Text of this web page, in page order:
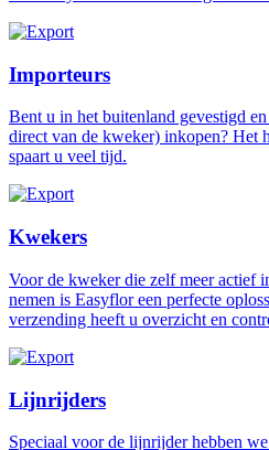
Importeurs
Bent u in het buitenland gevestigd
direct van de kweker) inkopen? Het
spaart u veel tijd.
Kwekers
Voor de kweker die zelf meer actief
nemen is Easyflor een perfecte
verzending heeft u overzicht en
Lijnrijders
Speciaal voor de lijnrijder hebben